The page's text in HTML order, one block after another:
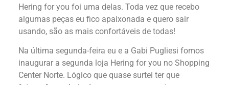
Hering for you foi uma delas. Toda vez que recebo
algumas peças eu fico apaixonada e quero sair
usando, são as mais confortáveis de todas!
Na última segunda-feira eu e a Gabi Pugliesi fomos
inaugurar a segunda loja Hering for you no Shopping
Center Norte. Lógico que quase surtei ter que